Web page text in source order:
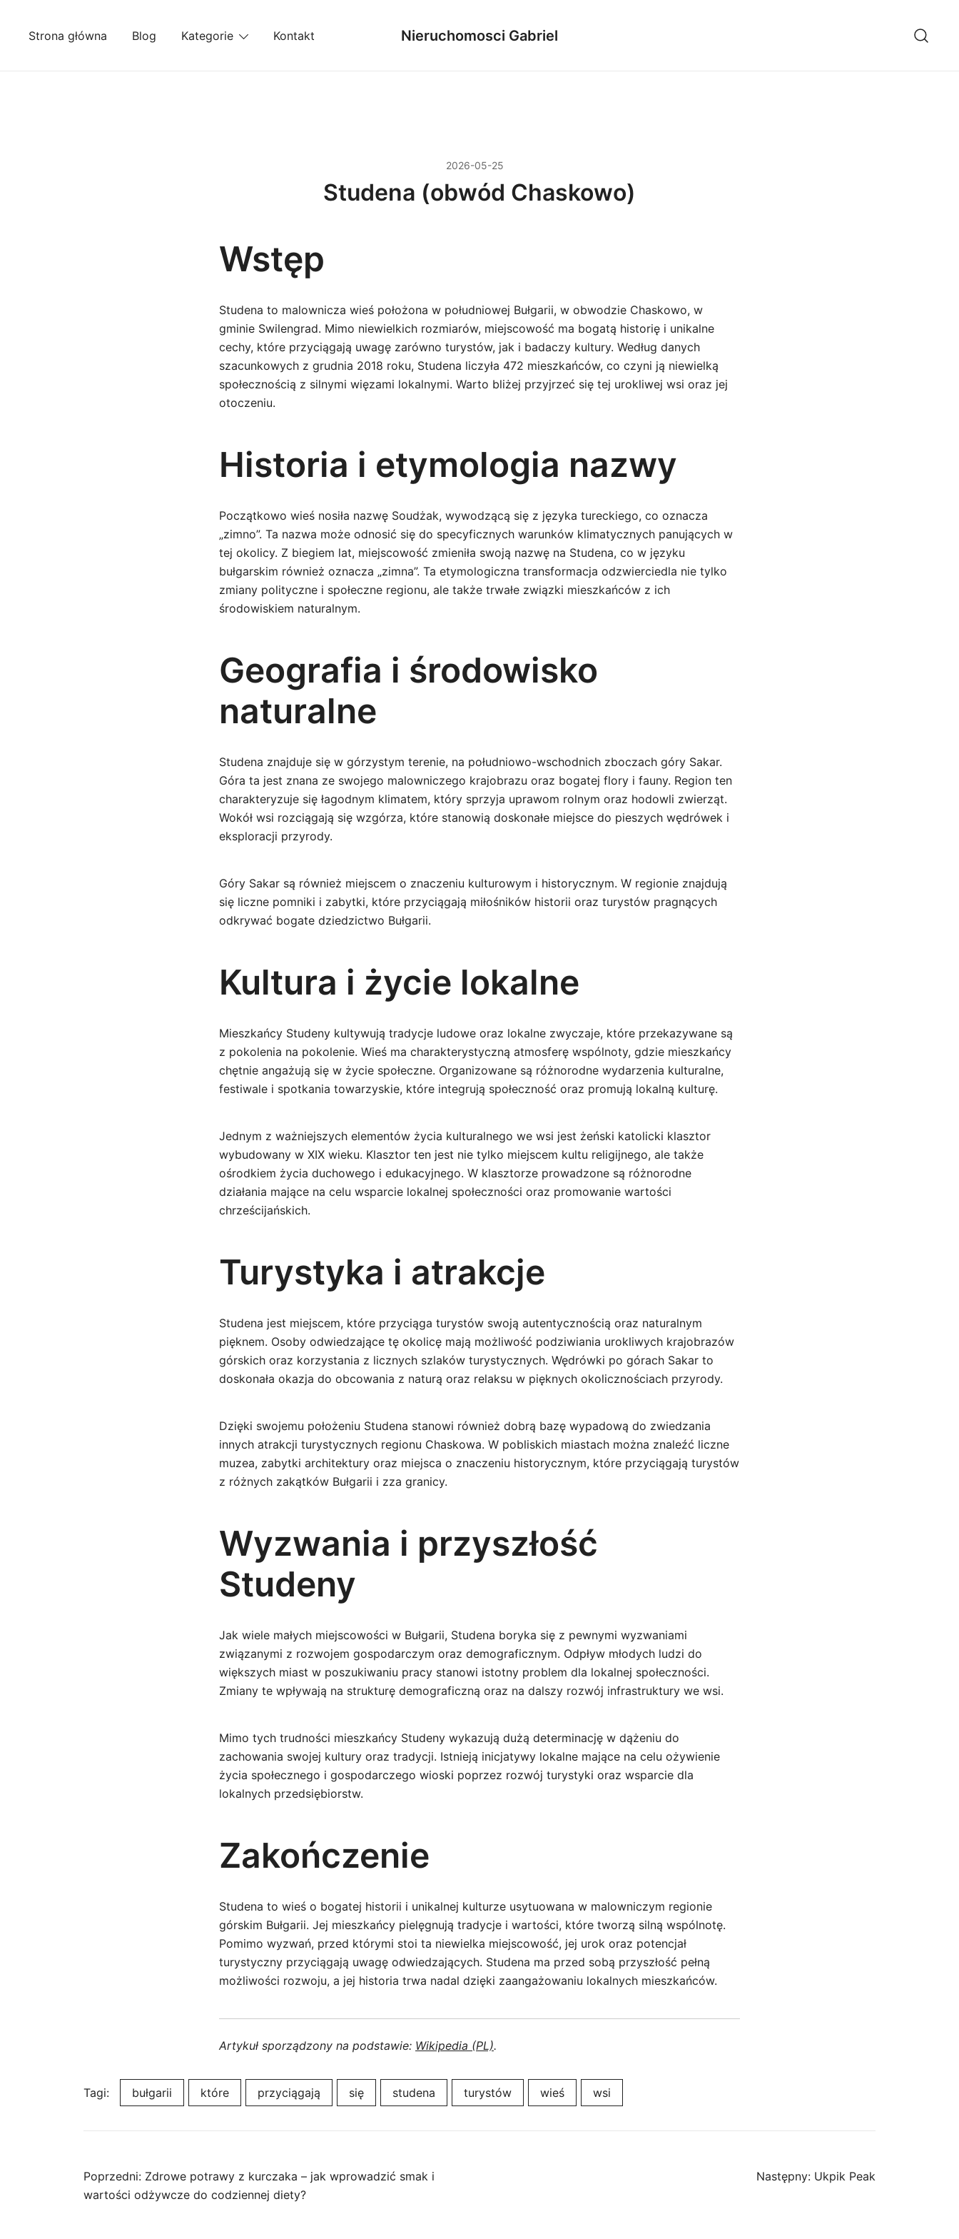
Strona główna Blog Kategorie Kontakt Nieruchomosci Gabriel
2026-05-25
Studena (obwód Chaskowo)
Wstęp
Studena to malownicza wieś położona w południowej Bułgarii, w obwodzie Chaskowo, w
gminie Swilengrad. Mimo niewielkich rozmiarów, miejscowość ma bogatą historię i unikalne
cechy, które przyciągają uwagę zarówno turystów, jak i badaczy kultury. Według danych
szacunkowych z grudnia 2018 roku, Studena liczyła 472 mieszkańców, co czyni ją niewielką
społecznością z silnymi więzami lokalnymi. Warto bliżej przyjrzeć się tej urokliwej wsi oraz jej
otoczeniu.
Historia i etymologia nazwy
Początkowo wieś nosiła nazwę Soudżak, wywodzącą się z języka tureckiego, co oznacza
„zimno”. Ta nazwa może odnosić się do specyficznych warunków klimatycznych panujących w
tej okolicy. Z biegiem lat, miejscowość zmieniła swoją nazwę na Studena, co w języku
bułgarskim również oznacza „zimna”. Ta etymologiczna transformacja odzwierciedla nie tylko
zmiany polityczne i społeczne regionu, ale także trwałe związki mieszkańców z ich
środowiskiem naturalnym.
Geografia i środowisko
naturalne
Studena znajduje się w górzystym terenie, na południowo-wschodnich zboczach góry Sakar.
Góra ta jest znana ze swojego malowniczego krajobrazu oraz bogatej flory i fauny. Region ten
charakteryzuje się łagodnym klimatem, który sprzyja uprawom rolnym oraz hodowli zwierząt.
Wokół wsi rozciągają się wzgórza, które stanowią doskonałe miejsce do pieszych wędrówek i
eksploracji przyrody.
Góry Sakar są również miejscem o znaczeniu kulturowym i historycznym. W regionie znajdują
się liczne pomniki i zabytki, które przyciągają miłośników historii oraz turystów pragnących
odkrywać bogate dziedzictwo Bułgarii.
Kultura i życie lokalne
Mieszkańcy Studeny kultywują tradycje ludowe oraz lokalne zwyczaje, które przekazywane są
z pokolenia na pokolenie. Wieś ma charakterystyczną atmosferę wspólnoty, gdzie mieszkańcy
chętnie angażują się w życie społeczne. Organizowane są różnorodne wydarzenia kulturalne,
festiwale i spotkania towarzyskie, które integrują społeczność oraz promują lokalną kulturę.
Jednym z ważniejszych elementów życia kulturalnego we wsi jest żeński katolicki klasztor
wybudowany w XIX wieku. Klasztor ten jest nie tylko miejscem kultu religijnego, ale także
ośrodkiem życia duchowego i edukacyjnego. W klasztorze prowadzone są różnorodne
działania mające na celu wsparcie lokalnej społeczności oraz promowanie wartości
chrześcijańskich.
Turystyka i atrakcje
Studena jest miejscem, które przyciąga turystów swoją autentycznością oraz naturalnym
pięknem. Osoby odwiedzające tę okolicę mają możliwość podziwiania urokliwych krajobrazów
górskich oraz korzystania z licznych szlaków turystycznych. Wędrówki po górach Sakar to
doskonała okazja do obcowania z naturą oraz relaksu w pięknych okolicznościach przyrody.
Dzięki swojemu położeniu Studena stanowi również dobrą bazę wypadową do zwiedzania
innych atrakcji turystycznych regionu Chaskowa. W pobliskich miastach można znaleźć liczne
muzea, zabytki architektury oraz miejsca o znaczeniu historycznym, które przyciągają turystów
z różnych zakątków Bułgarii i zza granicy.
Wyzwania i przyszłość
Studeny
Jak wiele małych miejscowości w Bułgarii, Studena boryka się z pewnymi wyzwaniami
związanymi z rozwojem gospodarczym oraz demograficznym. Odpływ młodych ludzi do
większych miast w poszukiwaniu pracy stanowi istotny problem dla lokalnej społeczności.
Zmiany te wpływają na strukturę demograficzną oraz na dalszy rozwój infrastruktury we wsi.
Mimo tych trudności mieszkańcy Studeny wykazują dużą determinację w dążeniu do
zachowania swojej kultury oraz tradycji. Istnieją inicjatywy lokalne mające na celu ożywienie
życia społecznego i gospodarczego wioski poprzez rozwój turystyki oraz wsparcie dla
lokalnych przedsiębiorstw.
Zakończenie
Studena to wieś o bogatej historii i unikalnej kulturze usytuowana w malowniczym regionie
górskim Bułgarii. Jej mieszkańcy pielęgnują tradycje i wartości, które tworzą silną wspólnotę.
Pomimo wyzwań, przed którymi stoi ta niewielka miejscowość, jej urok oraz potencjał
turystyczny przyciągają uwagę odwiedzających. Studena ma przed sobą przyszłość pełną
możliwości rozwoju, a jej historia trwa nadal dzięki zaangażowaniu lokalnych mieszkańców.
Artykuł sporządzony na podstawie: Wikipedia (PL).
Tagi: bułgarii które przyciągają się studena turystów wieś wsi
Nawigacja
Poprzedni: Zdrowe potrawy z kurczaka – jak wprowadzić smak i
wartości odżywcze do codziennej diety?
Następny: Ukpik Peak